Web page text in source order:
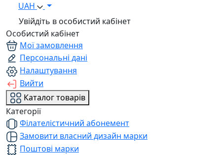
UAH
Увійдіть в особистий кабінет
Особистий кабінет
Мої замовлення
Персональні дані
Налаштування
Вийти
Каталог товарів
Категорії
Філателістичний абонемент
Замовити власний дизайн марки
Поштові марки